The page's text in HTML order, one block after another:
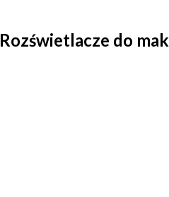
Rozświetlacze do